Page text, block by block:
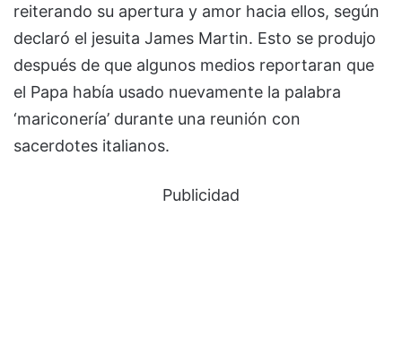
reiterando su apertura y amor hacia ellos, según
declaró el jesuita James Martin. Esto se produjo
después de que algunos medios reportaran que
el Papa había usado nuevamente la palabra
‘mariconería’ durante una reunión con
sacerdotes italianos.
Publicidad